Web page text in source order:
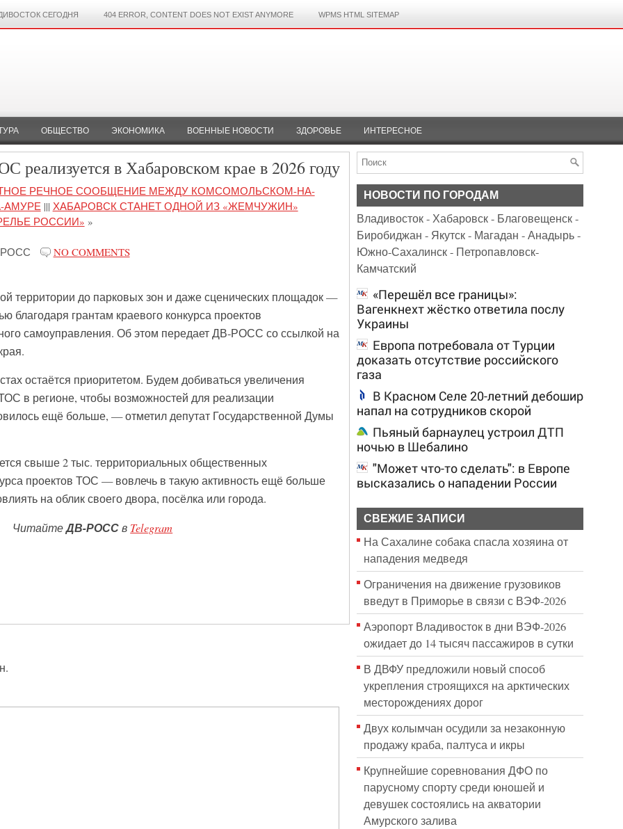
СЕГОДНЯ 404 ERROR, CONTENT DOES NOT EXIST ANYMORE WPMS HTML SITEMAP
ОБЩЕСТВО ЭКОНОМИКА ВОЕННЫЕ НОВОСТИ ЗДОРОВЬЕ ИНТЕРЕСНОЕ
реализуется в Хабаровском крае в 2026 году
РЕЧНОЕ СООБЩЕНИЕ МЕЖДУ КОМСОМОЛЬСКОМ-НА-
АМУРЕ||| ХАБАРОВСК СТАНЕТ ОДНОЙ ИЗ «ЖЕМЧУЖИН»
РОССИИ» »
NO COMMENTS
территории до парковых зон и даже сценических площадок —
благодаря грантам краевого конкурса проектов
самоуправления. Об этом передает ДВ-РОСС со ссылкой на
остаётся приоритетом. Будем добиваться увеличения
в регионе, чтобы возможностей для реализации
ещё больше, — отметил депутат Государственной Думы
свыше 2 тыс. территориальных общественных
проектов ТОС — вовлечь в такую активность ещё больше
на облик своего двора, посёлка или города.
ЧитайтеДВ-РОССв Telegram
НОВОСТИ ПО ГОРОДАМ
Владивосток-Хабаровск- Благовещенск-
Биробиджан - Якутск- Магадан -Анадырь-
Южно-Сахалинск- Петропавловск-
Камчатский
«Перешёл все границы»:
Вагенкнехт жёстко ответила послу
Украины
Европа потребовала от Турции
доказать отсутствие российского
газа
В Красном Селе 20-летний дебошир
напал на сотрудников скорой
Пьяный барнаулец устроил ДТП
ночью в Шебалино
"Может что-то сделать": в Европе
высказались о нападении России
СВЕЖИЕ ЗАПИСИ
На Сахалине собака спасла хозяина от
нападения медведя
Ограничения на движение грузовиков
введут в Приморье в связи с ВЭФ-2026
Аэропорт Владивосток в дни ВЭФ-2026
ожидает до 14 тысяч пассажиров в сутки
В ДВФУ предложили новый способ
укрепления строящихся на арктических
месторождениях дорог
Двух колымчан осудили за незаконную
продажу краба, палтуса и икры
Крупнейшие соревнования ДФО по
парусному спорту среди юношей и
девушек состоялись на акватории
Амурского залива